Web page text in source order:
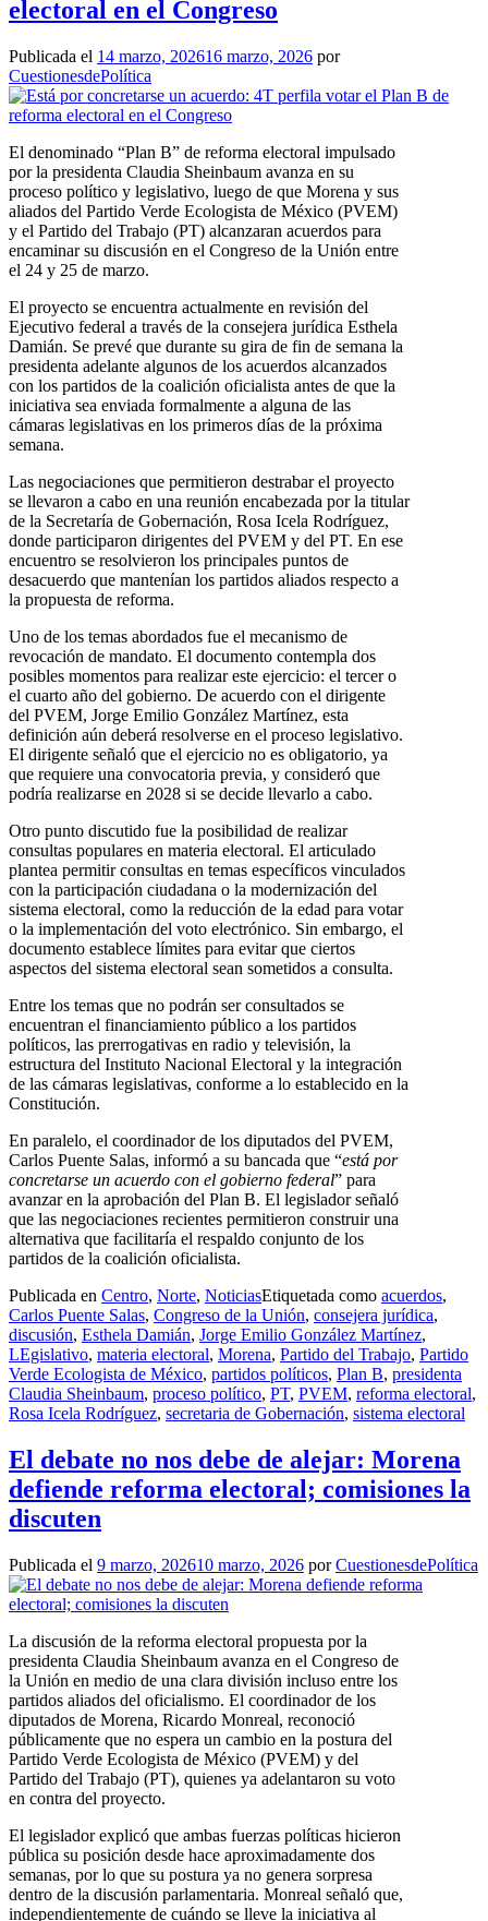
electoral en el Congreso
Publicada el 14 marzo, 202616 marzo, 2026 por
CuestionesdePolítica
El denominado “Plan B” de reforma electoral impulsado
por la presidenta Claudia Sheinbaum avanza en su
proceso político y legislativo, luego de que Morena y sus
aliados del Partido Verde Ecologista de México (PVEM)
y el Partido del Trabajo (PT) alcanzaran acuerdos para
encaminar su discusión en el Congreso de la Unión entre
el 24 y 25 de marzo.
El proyecto se encuentra actualmente en revisión del
Ejecutivo federal a través de la consejera jurídica Esthela
Damián. Se prevé que durante su gira de fin de semana la
presidenta adelante algunos de los acuerdos alcanzados
con los partidos de la coalición oficialista antes de que la
iniciativa sea enviada formalmente a alguna de las
cámaras legislativas en los primeros días de la próxima
semana.
Las negociaciones que permitieron destrabar el proyecto
se llevaron a cabo en una reunión encabezada por la titular
de la Secretaría de Gobernación, Rosa Icela Rodríguez,
donde participaron dirigentes del PVEM y del PT. En ese
encuentro se resolvieron los principales puntos de
desacuerdo que mantenían los partidos aliados respecto a
la propuesta de reforma.
Uno de los temas abordados fue el mecanismo de
revocación de mandato. El documento contempla dos
posibles momentos para realizar este ejercicio: el tercer o
el cuarto año del gobierno. De acuerdo con el dirigente
del PVEM, Jorge Emilio González Martínez, esta
definición aún deberá resolverse en el proceso legislativo.
El dirigente señaló que el ejercicio no es obligatorio, ya
que requiere una convocatoria previa, y consideró que
podría realizarse en 2028 si se decide llevarlo a cabo.
Otro punto discutido fue la posibilidad de realizar
consultas populares en materia electoral. El articulado
plantea permitir consultas en temas específicos vinculados
con la participación ciudadana o la modernización del
sistema electoral, como la reducción de la edad para votar
o la implementación del voto electrónico. Sin embargo, el
documento establece límites para evitar que ciertos
aspectos del sistema electoral sean sometidos a consulta.
Entre los temas que no podrán ser consultados se
encuentran el financiamiento público a los partidos
políticos, las prerrogativas en radio y televisión, la
estructura del Instituto Nacional Electoral y la integración
de las cámaras legislativas, conforme a lo establecido en la
Constitución.
En paralelo, el coordinador de los diputados del PVEM,
Carlos Puente Salas, informó a su bancada que “está por
concretarse un acuerdo con el gobierno federal” para
avanzar en la aprobación del Plan B. El legislador señaló
que las negociaciones recientes permitieron construir una
alternativa que facilitaría el respaldo conjunto de los
partidos de la coalición oficialista.
Publicada en Centro, Norte, NoticiasEtiquetada como acuerdos,
Carlos Puente Salas, Congreso de la Unión, consejera jurídica,
discusión, Esthela Damián, Jorge Emilio González Martínez,
LEgislativo, materia electoral, Morena, Partido del Trabajo, Partido
Verde Ecologista de México, partidos políticos, Plan B, presidenta
Claudia Sheinbaum, proceso político, PT, PVEM, reforma electoral,
Rosa Icela Rodríguez, secretaria de Gobernación, sistema electoral
El debate no nos debe de alejar: Morena
defiende reforma electoral; comisiones la
discuten
Publicada el 9 marzo, 202610 marzo, 2026 porCuestionesdePolítica
La discusión de la reforma electoral propuesta por la
presidenta Claudia Sheinbaum avanza en el Congreso de
la Unión en medio de una clara división incluso entre los
partidos aliados del oficialismo. El coordinador de los
diputados de Morena, Ricardo Monreal, reconoció
públicamente que no espera un cambio en la postura del
Partido Verde Ecologista de México (PVEM) y del
Partido del Trabajo (PT), quienes ya adelantaron su voto
en contra del proyecto.
El legislador explicó que ambas fuerzas políticas hicieron
pública su posición desde hace aproximadamente dos
semanas, por lo que su postura ya no genera sorpresa
dentro de la discusión parlamentaria. Monreal señaló que,
independientemente de cuándo se lleve la iniciativa al